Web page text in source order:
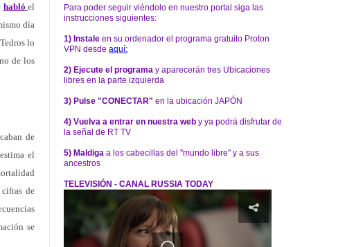
habló el
día
lo
de los
de
el
de
se
Para poder seguir viéndolo en nuestro portal siga las
instrucciones siguientes:
1) Instale en su ordenador el programa gratuito Proton
VPN desde aquí:
2) Ejecute el programa y aparecerán tres Ubicaciones
libres en la parte izquierda
3) Pulse "CONECTAR" en la ubicación JAPÓN
4) Vuelva a entrar en nuestra web y ya podrá disfrutar de
la señal de RT TV
5) Maldiga a los cabecillas del "mundo libre" y a sus
ancestros
TELEVISIÓN - CANAL RUSSIA TODAY